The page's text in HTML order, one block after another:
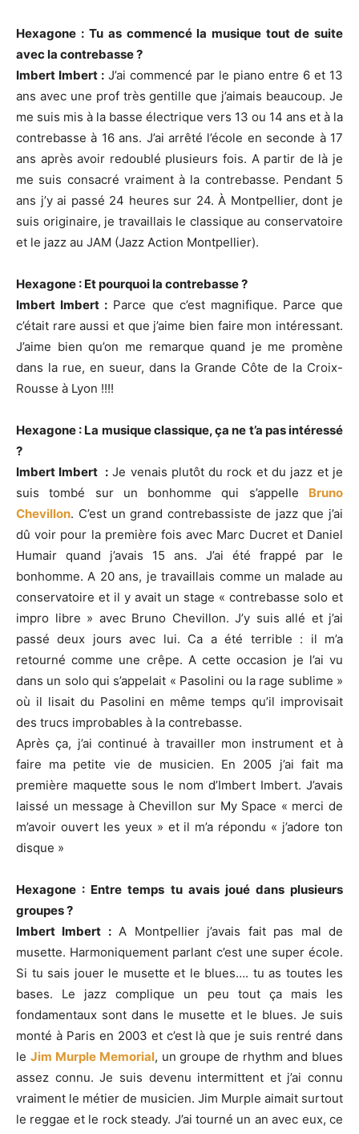
Hexagone : Tu as commencé la musique tout de suite
avec la contrebasse ?
Imbert Imbert : J’ai commencé par le piano entre 6 et 13
ans avec une prof très gentille que j’aimais beaucoup. Je
me suis mis à la basse électrique vers 13 ou 14 ans et à la
contrebasse à 16 ans. J’ai arrêté l’école en seconde à 17
ans après avoir redoublé plusieurs fois. A partir de là je
me suis consacré vraiment à la contrebasse. Pendant 5
ans j’y ai passé 24 heures sur 24. À Montpellier, dont je
suis originaire, je travaillais le classique au conservatoire
et le jazz au JAM (Jazz Action Montpellier).
Hexagone : Et pourquoi la contrebasse ?
Imbert Imbert : Parce que c’est magnifique. Parce que
c’était rare aussi et que j’aime bien faire mon intéressant.
J’aime bien qu’on me remarque quand je me promène
dans la rue, en sueur, dans la Grande Côte de la Croix-
Rousse à Lyon !!!!
Hexagone : La musique classique, ça ne t’a pas intéressé
?
Imbert Imbert :Je venais plutôt du rock et du jazz et je
suis tombé sur un bonhomme qui s’appelle Bruno
Chevillon. C’est un grand contrebassiste de jazz que j’ai
dû voir pour la première fois avec Marc Ducret et Daniel
Humair quand j’avais 15 ans. J’ai été frappé par le
bonhomme. A 20 ans, je travaillais comme un malade au
conservatoire et il y avait un stage « contrebasse solo et
impro libre » avec Bruno Chevillon. J’y suis allé et j’ai
passé deux jours avec lui. Ca a été terrible : il m’a
retourné comme une crêpe. A cette occasion je l’ai vu
dans un solo qui s’appelait « Pasolini ou la rage sublime »
où il lisait du Pasolini en même temps qu’il improvisait
des trucs improbables à la contrebasse.
Après ça, j’ai continué à travailler mon instrument et à
faire ma petite vie de musicien. En 2005 j’ai fait ma
première maquette sous le nom d’Imbert Imbert. J’avais
laissé un message à Chevillon sur My Space « merci de
m’avoir ouvert les yeux » et il m’a répondu « j’adore ton
disque »
Hexagone : Entre temps tu avais joué dans plusieurs
groupes ?
Imbert Imbert :A Montpellier j’avais fait pas mal de
musette. Harmoniquement parlant c’est une super école.
Si tu sais jouer le musette et le blues…. tu as toutes les
bases. Le jazz complique un peu tout ça mais les
fondamentaux sont dans le musette et le blues. Je suis
monté à Paris en 2003 et c’est là que je suis rentré dans
le Jim Murple Memorial, un groupe de rhythm and blues
assez connu. Je suis devenu intermittent et j’ai connu
vraiment le métier de musicien. Jim Murple aimait surtout
le reggae et le rock steady. J’ai tourné un an avec eux, ce